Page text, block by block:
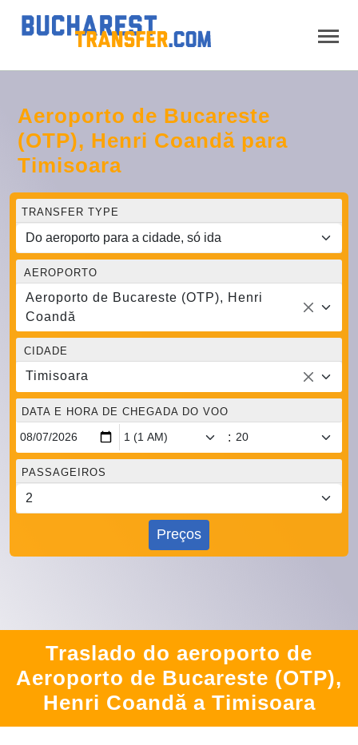
Aeroporto de Bucareste
(OTP), Henri Coandă para
Timisoara
TRANSFER TYPE
AEROPORTO
Aeroporto de Bucareste (OTP), Henri
Coandă
CIDADE
Timisoara
DATA E HORA DE CHEGADA DO VOO
:
PASSAGEIROS
Preços
Traslado do aeroporto de
Aeroporto de Bucareste (OTP),
Henri Coandă a Timisoara